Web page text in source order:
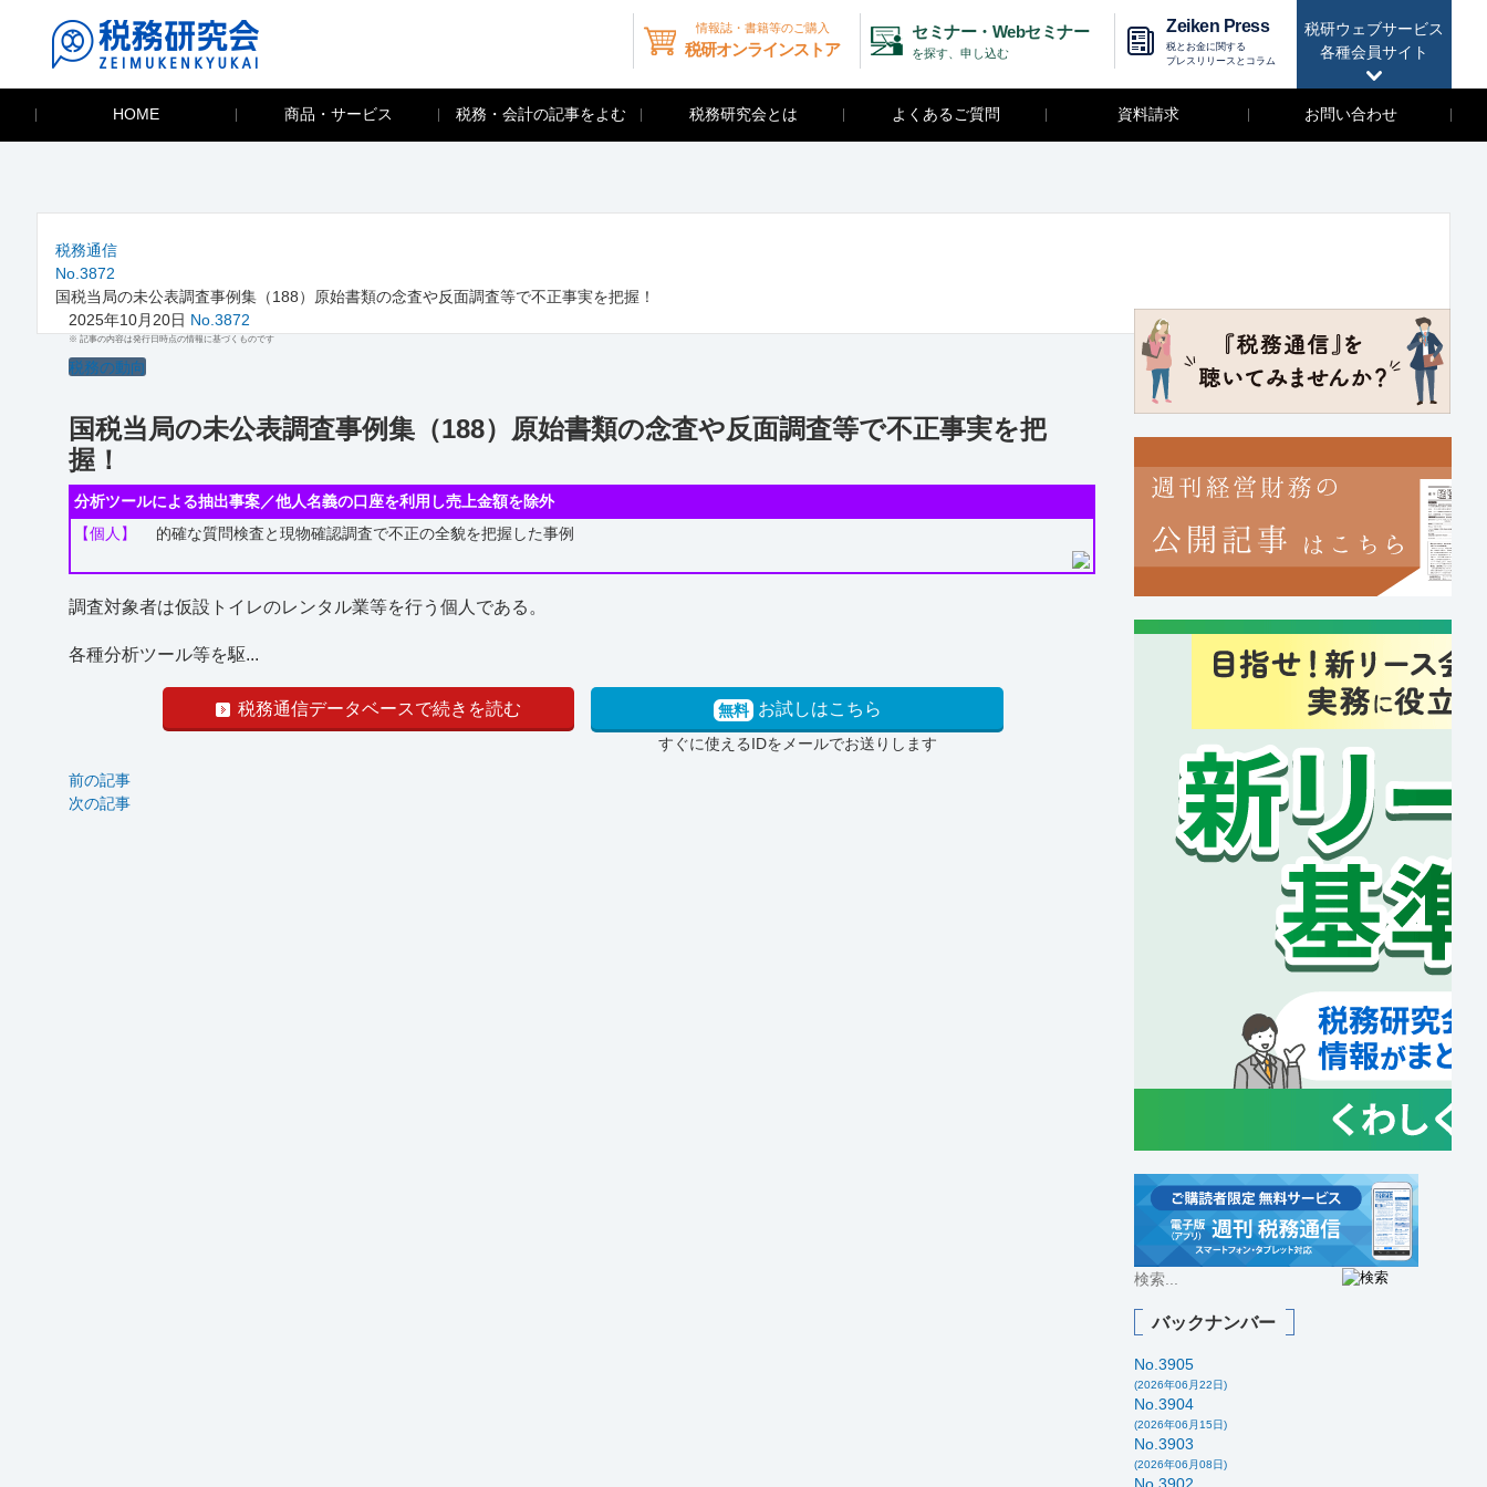
税研ウェブサービス
各種会員サイト
情報誌・書籍等のご購入
税研オンラインストア
セミナー・Webセミナー
を探す、申し込む
Zeiken Press
税とお金に関する
プレスリリースとコラム
HOME 商品・サービス 税務・会計の記事をよむ 税務研究会とは よくあるご質問 資料請求 お問い合わせ
税務通信
No.3872
国税当局の未公表調査事例集（188）原始書類の念査や反面調査等で不正事実を把握！
2025年10月20日 No.3872
※ 記事の内容は発行日時点の情報に基づくものです
税務の動向
国税当局の未公表調査事例集（188）原始書類の念査や反面調査等で不正事実を把
握！
分析ツールによる抽出事案／他人名義の口座を利用し売上金額を除外
【個人】
的確な質問検査と現物確認調査で不正の全貌を把握した事例
調査対象者は仮設トイレのレンタル業等を行う個人である。
各種分析ツール等を駆...
税務通信データベースで続きを読む 無料 お試しはこちら
すぐに使えるIDをメールでお送りします
前の記事
次の記事
バックナンバー
No.3905
(2026年06月22日)
No.3904
(2026年06月15日)
No.3903
(2026年06月08日)